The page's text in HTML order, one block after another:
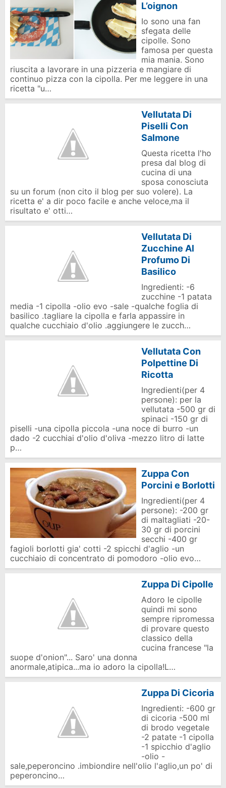
L’oignon
Io sono una fan
sfegata delle
cipolle. Sono
famosa per questa
mia mania. Sono
riuscita a lavorare in una pizzeria e mangiare di
continuo pizza con la cipolla. Per me leggere in una
ricetta "u…
Vellutata Di
Piselli Con
Salmone
Questa ricetta l'ho
presa dal blog di
cucina di una
sposa conosciuta
su un forum (non cito il blog per suo volere). La
ricetta e' a dir poco facile e anche veloce,ma il
risultato e' otti…
Vellutata Di
Zucchine Al
Profumo Di
Basilico
Ingredienti: -6
zucchine -1 patata
media -1 cipolla -olio evo -sale -qualche foglia di
basilico .tagliare la cipolla e farla appassire in
qualche cucchiaio d'olio .aggiungere le zucch…
Vellutata Con
Polpettine Di
Ricotta
Ingredienti(per 4
persone): per la
vellutata -500 gr di
spinaci -150 gr di
piselli -una cipolla piccola -una noce di burro -un
dado -2 cucchiai d'olio d'oliva -mezzo litro di latte
p…
Zuppa Con
Porcini e Borlotti
Ingredienti(per 4
persone): -200 gr
di maltagliati -20-
30 gr di porcini
secchi -400 gr
fagioli borlotti gia' cotti -2 spicchi d'aglio -un
cucchiaio di concentrato di pomodoro -olio evo…
Zuppa Di Cipolle
Adoro le cipolle
quindi mi sono
sempre ripromessa
di provare questo
classico della
cucina francese "la
suope d'onion"... Saro' una donna
anormale,atipica...ma io adoro la cipolla!L…
Zuppa Di Cicoria
Ingredienti: -600 gr
di cicoria -500 ml
di brodo vegetale
-2 patate -1 cipolla
-1 spicchio d'aglio
-olio -
sale,peperoncino .imbiondire nell'olio l'aglio,un po' di
peperoncino…